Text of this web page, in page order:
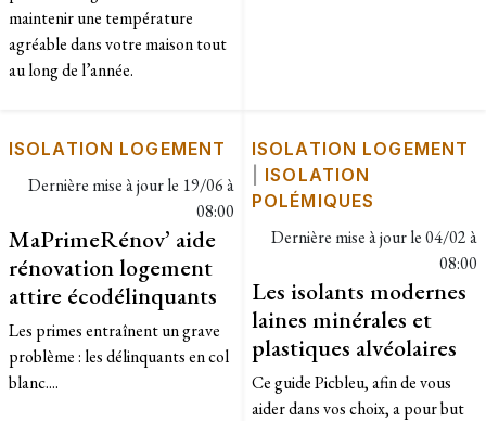
maintenir une température
agréable dans votre maison tout
au long de l’année.
ISOLATION LOGEMENT
Dernière mise à jour le 19/06 à
08:00
MaPrimeRénov’ aide
rénovation logement
attire écodélinquants
Les primes entraînent un grave
problème : les délinquants en col
blanc....
ISOLATION LOGEMENT
ISOLATION
POLÉMIQUES
Dernière mise à jour le04/02 à
08:00
Les isolants modernes
laines minérales et
plastiques alvéolaires
Ce guide Picbleu, afin de vous
aider dans vos choix, a pour but